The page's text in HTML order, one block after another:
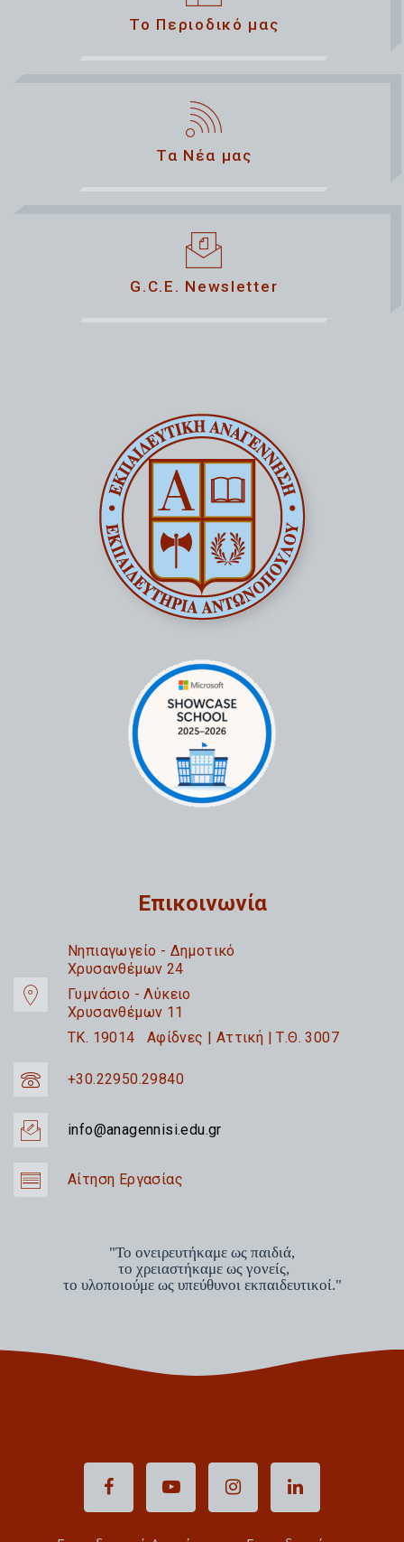
Το Περιοδικό μας
Τα Νέα μας
G.C.E. Newsletter
Επικοινωνία
Nηπιαγωγείο - Δημοτικό
Χρυσανθέμων 24
Γυμνάσιο - Λύκειο
Χρυσανθέμων 11
TK. 19014 Αφίδνες | Αττική | Τ.Θ. 3007
+30.22950.29840
info@anagennisi.edu.gr
Αίτηση Εργασίας
"Το ονειρευτήκαμε ως παιδιά,
το χρειαστήκαμε ως γονείς,
το υλοποιούμε ως υπεύθυνοι εκπαιδευτικοί."